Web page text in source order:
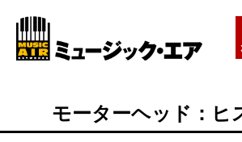
モーターヘッド：ヒ